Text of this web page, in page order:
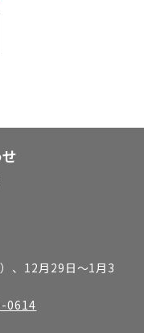
、12月29日～1月3
0614